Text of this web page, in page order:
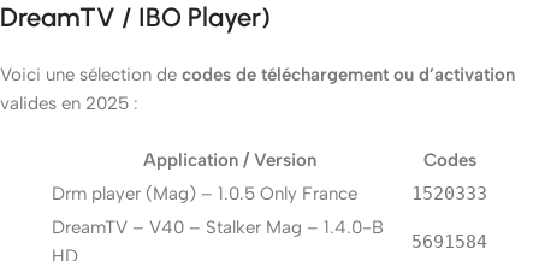
DreamTV / IBO Player)
Voici une sélection de codes de téléchargement ou d’activation
valides en 2025 :
Application / Version
Codes
Drm player (Mag) – 1.0.5 Only France
1520333
DreamTV – V40 – Stalker Mag – 1.4.0-B
HD
5691584